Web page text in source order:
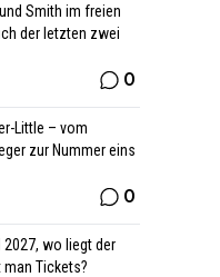
Smith im freien
der letzten zwei
0
Little – vom
zur Nummer eins
0
2027, wo liegt der
Tickets?